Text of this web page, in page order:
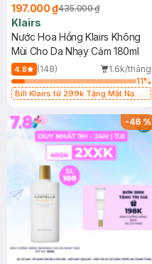
197.000 ₫435.000 ₫
Klairs
Nước Hoa Hồng Klairs Không
Mùi Cho Da Nhạy Cảm 180ml
4.8 (148)
1.6k/tháng
11%
Bill Klairs từ 299k Tặng Mặt Nạ
25ml (SL Có Hạn)
-46%